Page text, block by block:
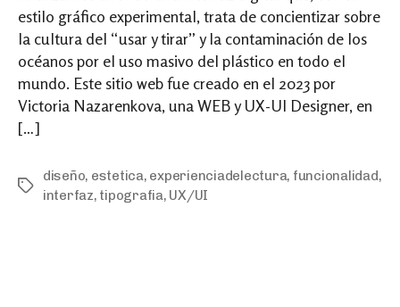
estilo gráfico experimental, trata de concientizar sobre
la cultura del “usar y tirar” y la contaminación de los
océanos por el uso masivo del plástico en todo el
mundo. Este sitio web fue creado en el 2023 por
Victoria Nazarenkova, una WEB y UX-UI Designer, en
[…]
Tags
diseño, estetica, experienciadelectura, funcionalidad,
interfaz, tipografia, UX/UI